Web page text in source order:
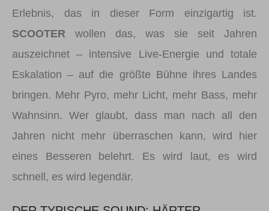
Erlebnis, das in dieser Form einzigartig ist.
SCOOTER wollen das, was sie seit Jahren
auszeichnet – intensive Live-Energie und totale
Eskalation – auf die größte Bühne ihres Landes
bringen. Mehr Pyro, mehr Licht, mehr Bass, mehr
Wahnsinn. Wer glaubt, dass man nach all den
Jahren nicht mehr überraschen kann, wird hier
eines Besseren belehrt. Es wird laut, es wird
schnell, es wird legendär.